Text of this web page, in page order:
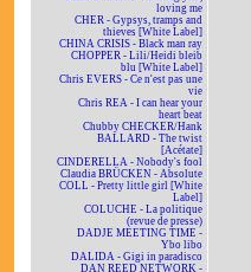
loving me
CHER - Gypsys, tramps and
thieves [White Label]
CHINA CRISIS - Black man ray
CHOPPER - Lili/Heidi bleib
blu [White Label]
Chris EVERS - Ce n'est pas une
vie
Chris REA - I can hear your
heart beat
Chubby CHECKER/Hank
BALLARD - The twist
[Acétate]
CINDERELLA - Nobody's fool
Claudia BRÜCKEN - Absolute
COLL - Pretty little girl [White
Label]
COLUCHE - La politique
(revue de presse)
DADJE MEETING TIME -
Ybo libo
DALIDA - Gigi in paradisco
DAN REED NETWORK -